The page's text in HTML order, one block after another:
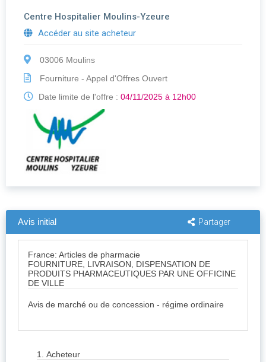
Centre Hospitalier Moulins-Yzeure
Accéder au site acheteur
03006 Moulins
Fourniture - Appel d'Offres Ouvert
Date limite de l'offre : 04/11/2025 à 12h00
Avis initial Partager
France: Articles de pharmacie
FOURNITURE, LIVRAISON, DISPENSATION DE
PRODUITS PHARMACEUTIQUES PAR UNE OFFICINE
DE VILLE
Avis de marché ou de concession - régime ordinaire
1. Acheteur